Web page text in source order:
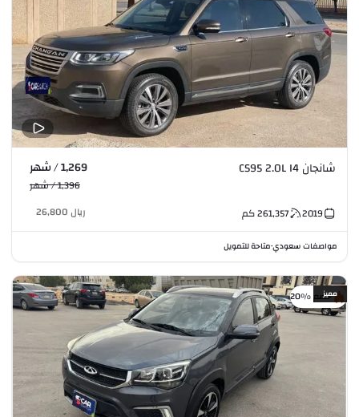
شانجان CS95 2.0L I4 1,269 / شهر
1,396 / شهر
2019
261,357كم ريال 26,800
مواصفات سعودي•متاحة للتمويل
خصم %20مميز